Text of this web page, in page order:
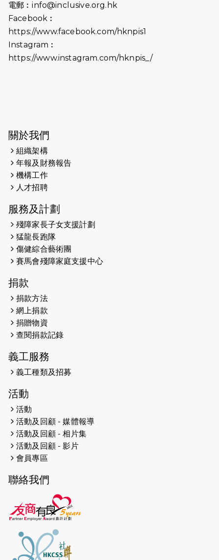
2025-06-09
《猛龍傳之誰怕誰》電影欣賞 - 感謝
生，GBS，JP出席
2025-06-06
《為你喝采陳百強歌迷會》慷慨贊助
38張門票欣賞香港中樂團 X 陳百強 —
2025-03-21
2025-02-20
2025-02-06
馬拉松與猛龍國際共融大使Lukas
2024-12-31
2024-12-10
2024-11-17
2024-10-30
連續第七年獲得 #香港中小型企業總
商會「#友商有良」嘉許計劃的嘉許
2024-09-30
障等人士入場試玩
2024-09-24
電郵︰info@inclusive.org.hk
Facebook︰
https://www.facebook.com/hknpis1
Instagram︰
https://www.instagram.com/hknpis_/
關於我們
組織架構
年報及財務報告
機構工作
人才招聘
服務及計劃
殘障家長子女支援計劃
猛龍長跑隊
傷健綜合藝術團
賽馬會殘障家庭支援中心
捐款
捐款方法
網上捐款
捐贈物資
查閱捐款記錄
義工服務
義工種類及招募
活動
活動
活動及回顧 - 媒體報導
活動及回顧 - 相片集
活動及回顧 - 影片
會員專區
聯絡我們